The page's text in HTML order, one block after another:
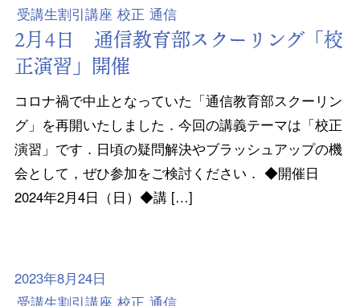
受講生割引講座 校正 通信
2月4日 通信教育部スクーリング「校
正演習」開催
コロナ禍で中止となっていた「通信教育部スクーリン
グ」を再開いたしました．今回の講義テーマは「校正
演習」です．日頃の疑問解決やブラッシュアップの機
会として，ぜひ参加をご検討ください． ◆開催日
2024年2月4日（日）◆講 […]
2023年8月24日